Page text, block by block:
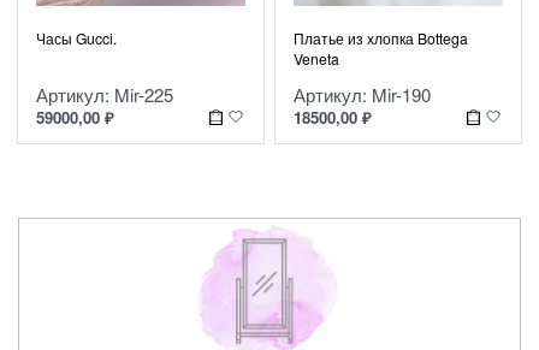
Часы Gucci.
Артикул: Mir-225
59000,00 ₽
Платье из хлопка Bottega
Veneta
Артикул: Mir-190
18500,00 ₽